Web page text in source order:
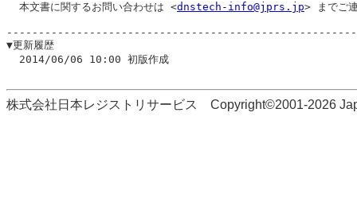
  本文書に関するお問い合わせは <
dnstech-info@jprs.jp> までご
▼更新履歴
  2014/06/06 10:00 初版作成
株式会社日本レジストリサービス Copyright©2001-2026